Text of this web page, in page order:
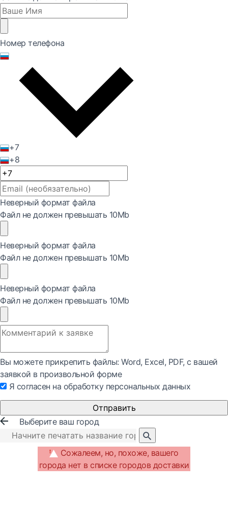
Номер телефона
+7
+8
Неверный формат файла
Файл не должен превышать 10Mb
Неверный формат файла
Файл не должен превышать 10Mb
Неверный формат файла
Файл не должен превышать 10Mb
Вы можете прикрепить файлы: Word, Exсel, PDF, с вашей
заявкой в произвольной форме
Я согласен на обработку персональных данных
Отправить
Выберите ваш город
Сожалеем, но, похоже, вашего
города нет в списке городов доставки